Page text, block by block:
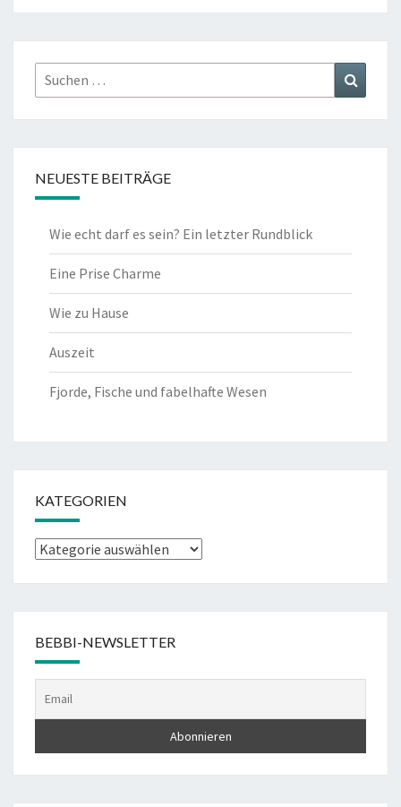
o
o
k
er
Suchen
nach:
NEUESTE BEITRÄGE
Wie echt darf es sein? Ein letzter Rundblick
Eine Prise Charme
Wie zu Hause
Auszeit
Fjorde, Fische und fabelhafte Wesen
KATEGORIEN
Kategorien
BEBBI-NEWSLETTER